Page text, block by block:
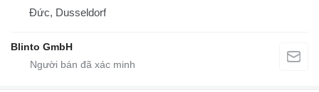
Đức, Dusseldorf
Blinto GmbH